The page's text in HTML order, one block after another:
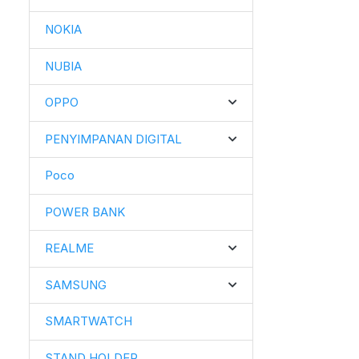
NOKIA
NUBIA
OPPO
PENYIMPANAN DIGITAL
Poco
POWER BANK
REALME
SAMSUNG
SMARTWATCH